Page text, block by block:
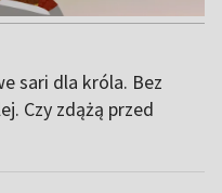
sari dla króla. Bez
Czy zdążą przed